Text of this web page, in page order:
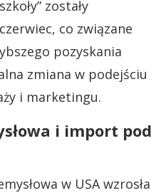
zostały
co związane
pozyskania
zmiana w podejściu
i marketingu.
i import pod
w USA wzrosła